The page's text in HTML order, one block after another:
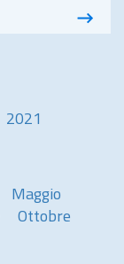
2021
Maggio
Ottobre